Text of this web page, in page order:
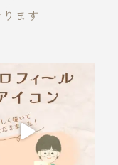
ます